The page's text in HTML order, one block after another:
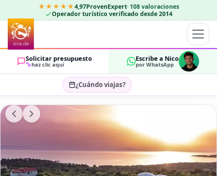
★★★★★4,97ProvenExpert· 108 valoraciones
Operador turístico verificado desde 2014
Solicitar presupuesto
haz clic aquí
Escribe a Nico
por WhatsApp
¿Cuándo viajas?
Seleccionar fechas…
HUÉSPEDES